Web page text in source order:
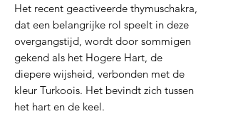
Het recent geactiveerde thymuschakra,
dat een belangrijke rol speelt in deze
overgangstijd, wordt door sommigen
gekend als het Hogere Hart, de
diepere wijsheid, verbonden met de
kleur Turkoois. Het bevindt zich tussen
het hart en de keel.